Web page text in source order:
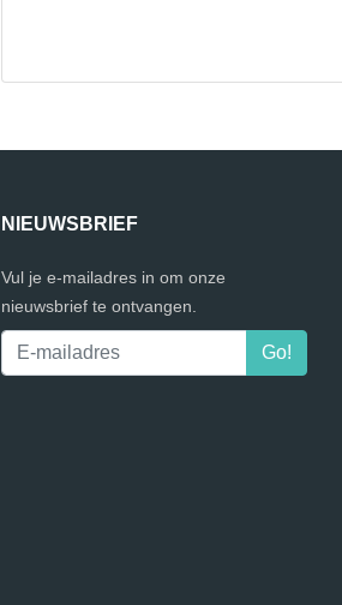
NIEUWSBRIEF
Vul je e-mailadres in om onze
nieuwsbrief te ontvangen.